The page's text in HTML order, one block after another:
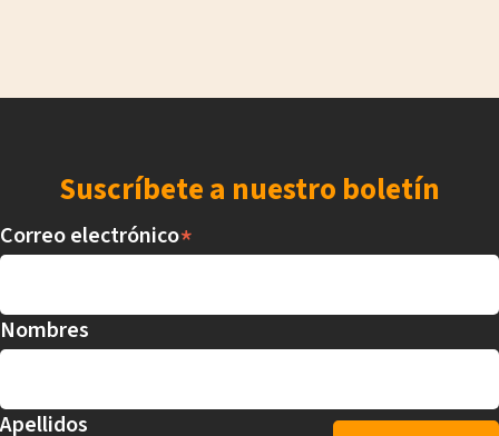
Suscríbete a nuestro boletín
Correo electrónico*
Nombres
Apellidos